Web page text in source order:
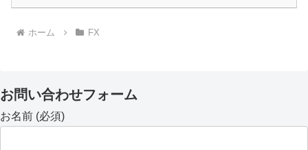
ホーム FX
お問い合わせフォーム
お名前 (必須)